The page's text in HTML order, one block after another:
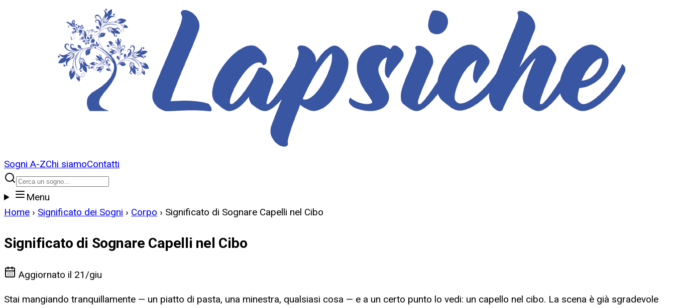
Sogni A-ZChi siamoContatti
Menu
Home › Significato dei Sogni › Corpo › Significato di Sognare Capelli nel Cibo
Significato di Sognare Capelli nel Cibo
Aggiornato il 21/giu
Stai mangiando tranquillamente — un piatto di pasta, una minestra, qualsiasi cosa — e a un certo punto lo vedi: un capello nel cibo. La scena è già sgradevole